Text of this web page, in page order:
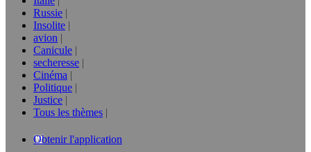
Russie
Insolite
avion
Canicule
secheresse
Cinéma
Politique
Justice
Tous les thèmes
Obtenir l'application